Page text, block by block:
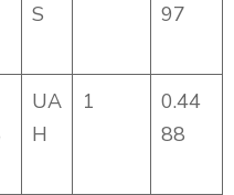
S
97
UA
H
1
0.44
88